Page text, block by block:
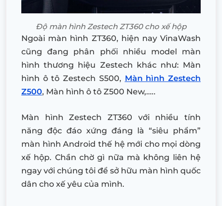
Độ màn hình Zestech ZT360 cho xế hộp
Ngoài màn hình ZT360, hiện nay VinaWash
cũng đang phân phối nhiều model màn
hình thương hiệu Zestech khác như: Màn
hình ô tô Zestech S500, Màn hình Zestech
Z500, Màn hình ô tô Z500 New,…..
Màn hình Zestech ZT360 với nhiều tính
năng độc đáo xứng đáng là “siêu phẩm”
màn hình Android thế hệ mới cho mọi dòng
xế hộp. Chần chờ gì nữa mà không liên hệ
ngay với chúng tôi để sở hữu màn hình quốc
dân cho xế yêu của mình.